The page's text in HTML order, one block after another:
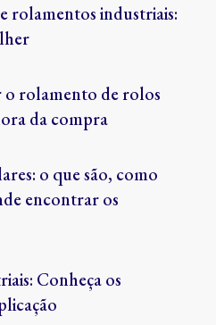
rolamentos industriais:
o rolamento de rolos
da compra
o que são, como
encontrar os
Conheça os